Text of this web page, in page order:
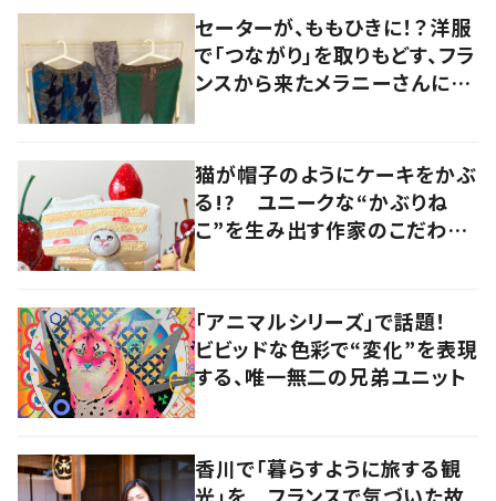
セーターが、ももひきに！？洋服
で「つながり」を取りもどす、フラ
ンスから来たメラニーさんに学
猫が帽子のようにケーキをかぶ
る!? ユニークな“かぶりね
こ”を生み出す作家のこだわり
「アニマルシリーズ」で話題！
ビビッドな色彩で“変化”を表現
する、唯一無二の兄弟ユニット
香川で「暮らすように旅する観